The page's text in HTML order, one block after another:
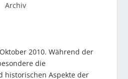
Archiv
2010. Während der
die
historischen Aspekte der